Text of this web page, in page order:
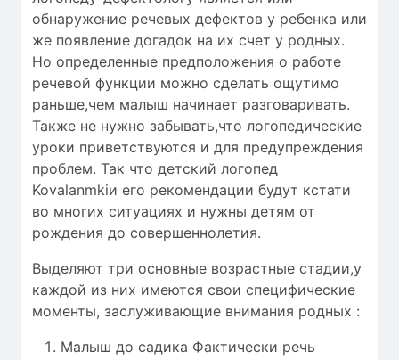
обнаружение речевых дефектов у ребенка или
же появление догадок на их счет у родных.
Но определенные предположения о работе
речевой функции можно сделать ощутимо
раньше,чем малыш начинает разговаривать.
Также не нужно забывать,что логопедические
уроки приветствуются и для предупреждения
проблем. Так что детский логопед
Kovalanmkiи его рекомендации будут кстати
во многих ситуациях и нужны детям от
рождения до совершеннолетия.
Выделяют три основные возрастные стадии,у
каждой из них имеются свои специфические
моменты, заслуживающие внимания родных :
Малыш до садика Фактически речь